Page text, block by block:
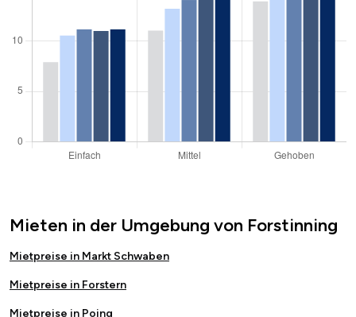
Mieten in der Umgebung von Forstinning
Mietpreise in Markt Schwaben
Mietpreise in Forstern
Mietpreise in Poing